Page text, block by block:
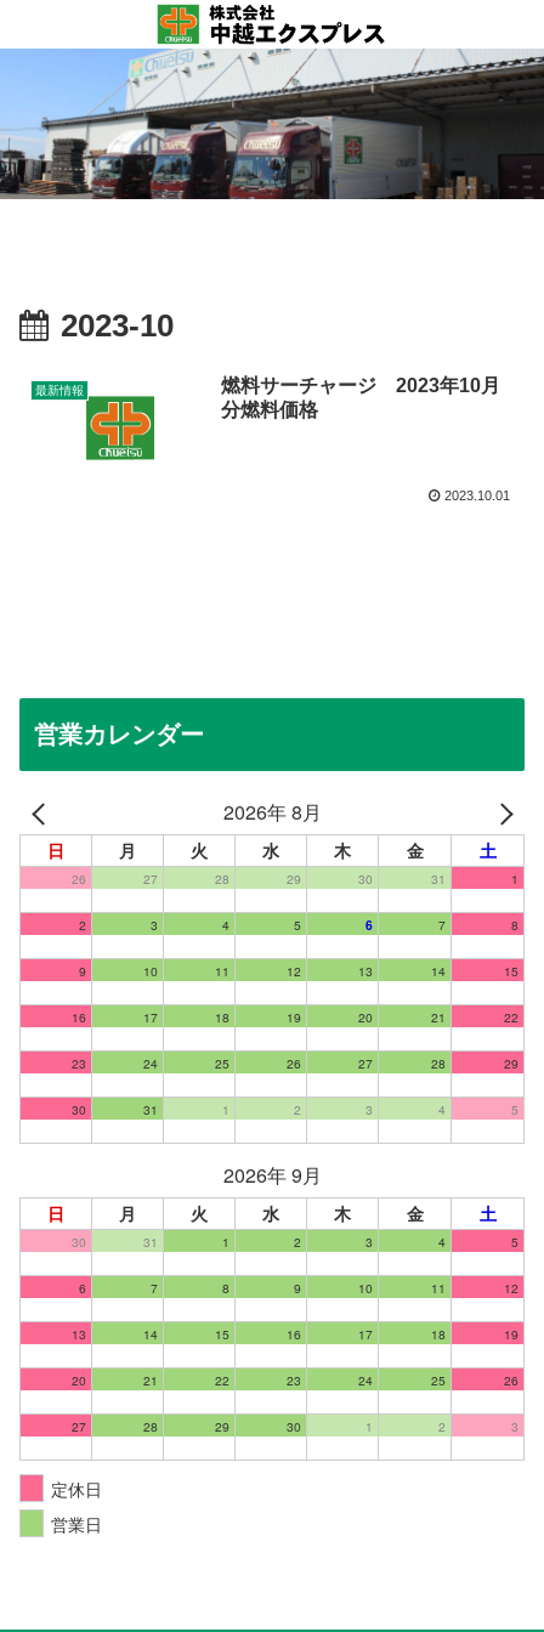
2023-10
最新情報
燃料サーチャージ 2023年10月
分燃料価格
2023.10.01
営業カレンダー
2026年 8月
日 月 火 水 木 金 土
26 27 28 29 30 31 1
2 3 4 5 6 7 8
9 10 11 12 13 14 15
16 17 18 19 20 21 22
23 24 25 26 27 28 29
30 31 1 2 3 4 5
2026年 9月
日 月 火 水 木 金 土
30 31 1 2 3 4 5
6 7 8 9 10 11 12
13 14 15 16 17 18 19
20 21 22 23 24 25 26
27 28 29 30 1 2 3
定休日
営業日